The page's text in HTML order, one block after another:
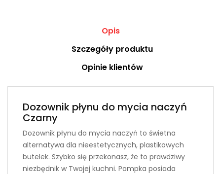
Opis
Szczegóły produktu
Opinie klientów
Dozownik płynu do mycia naczyń
Czarny
Dozownik płynu do mycia naczyń to świetna
alternatywa dla nieestetycznych, plastikowych
butelek. Szybko się przekonasz, że to prawdziwy
niezbędnik w Twojej kuchni. Pompka posiada